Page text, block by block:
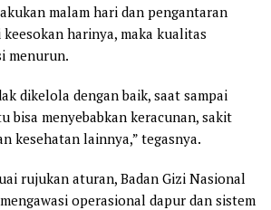
malam hari dan pengantaran
harinya, maka kualitas
menurun.
dikelola dengan baik, saat sampai
bisa menyebabkan keracunan, sakit
kesehatan lainnya,” tegasnya.
rujukan aturan, Badan Gizi Nasional
operasional dapur dan sistem